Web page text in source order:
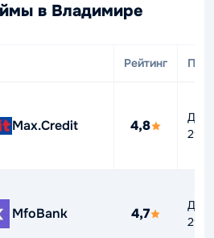
в Владимире
Рейтинг ПСК
Max.Credit 4,8
До
MfoBank 4,7
До